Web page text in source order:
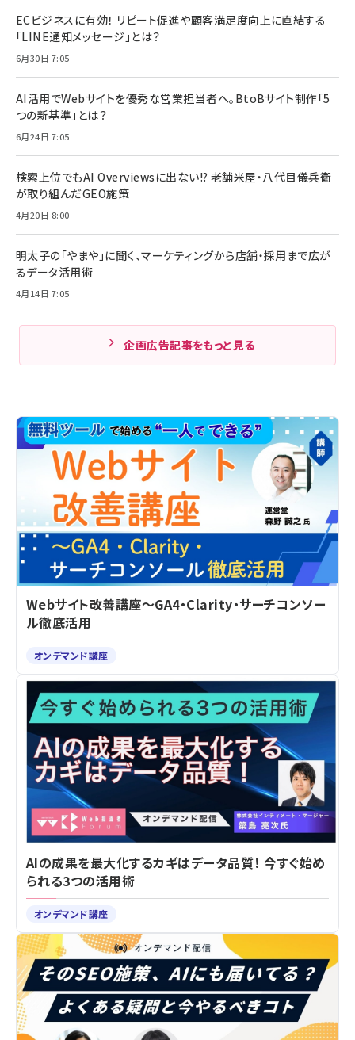
ECビジネスに有効！ リピート促進や顧客満足度向上に直結する
「LINE通知メッセージ」とは？
6月30日 7:05
AI活用でWebサイトを優秀な営業担当者へ。BtoBサイト制作「5
つの新基準」とは？
6月24日 7:05
検索上位でもAI Overviewsに出ない!? 老舗米屋・八代目儀兵衛
が取り組んだGEO施策
4月20日 8:00
明太子の「やまや」に聞く、マーケティングから店舗・採用まで広が
るデータ活用術
4月14日 7:05
企画広告記事をもっと見る
Webサイト改善講座～GA4・Clarity・サーチコンソー
ル徹底活用
オンデマンド講座
AIの成果を最大化するカギはデータ品質！ 今すぐ始め
られる3つの活用術
オンデマンド講座